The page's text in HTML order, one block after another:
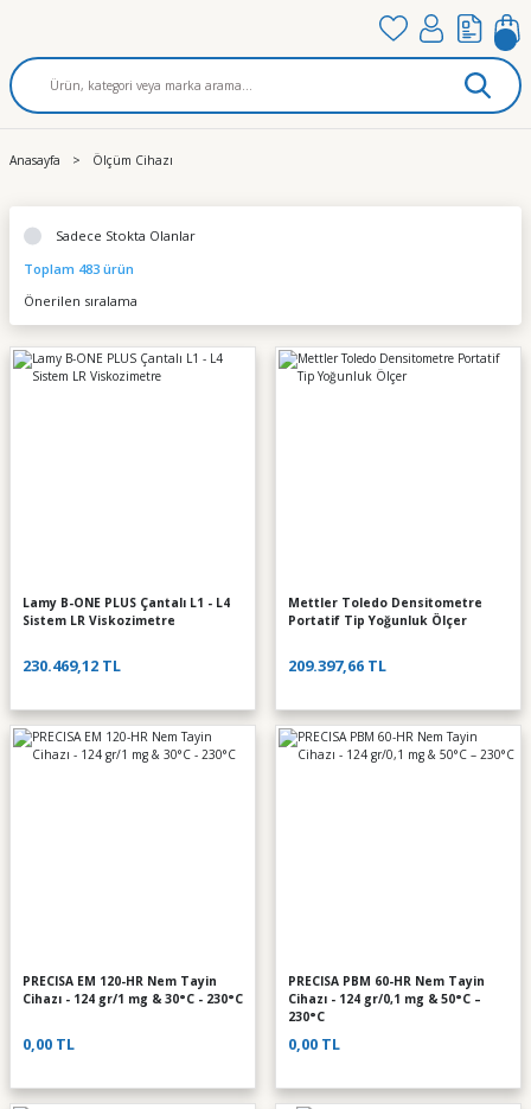
Anasayfa Ölçüm Cihazı
Sadece Stokta Olanlar
Toplam 483 ürün
Lamy B-ONE PLUS Çantalı L1 - L4
Sistem LR Viskozimetre
230.469,12 TL
Mettler Toledo Densitometre
Portatif Tip Yoğunluk Ölçer
209.397,66 TL
PRECISA EM 120-HR Nem Tayin
Cihazı - 124 gr/1 mg & 30°C - 230°C
0,00 TL
PRECISA PBM 60-HR Nem Tayin
Cihazı - 124 gr/0,1 mg & 50°C –
230°C
0,00 TL